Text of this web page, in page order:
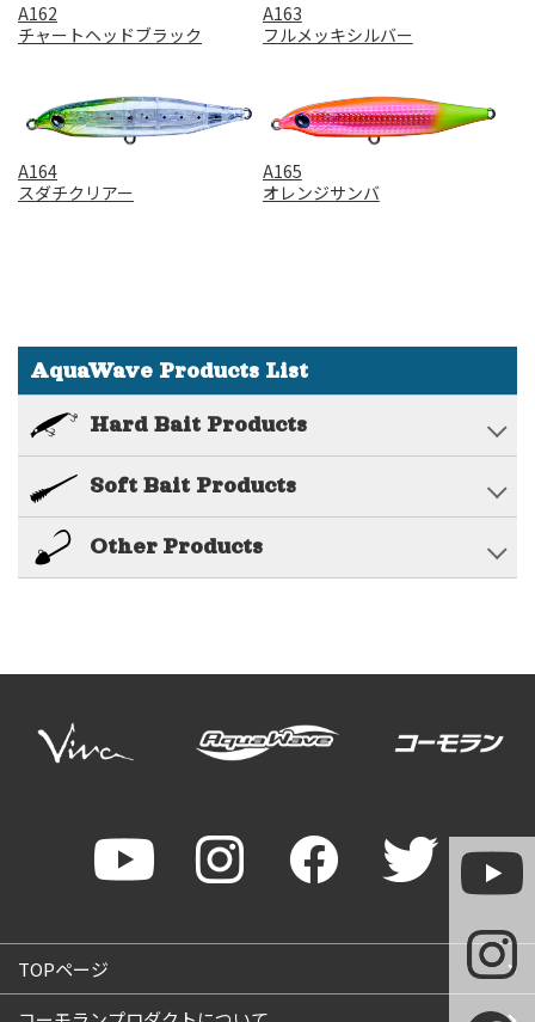
A162
チャートヘッドブラック
A163
フルメッキシルバー
A164
スダチクリアー
A165
オレンジサンバ
AquaWave Products List
Hard Bait Products
Soft Bait Products
Other Products
TOPページ